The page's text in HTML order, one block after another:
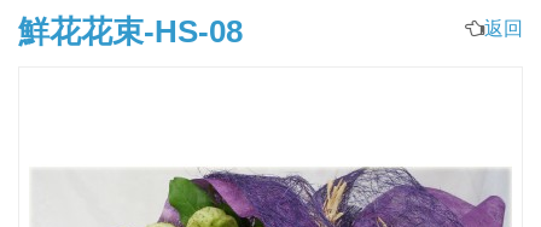
鮮花花束-HS-08 返回